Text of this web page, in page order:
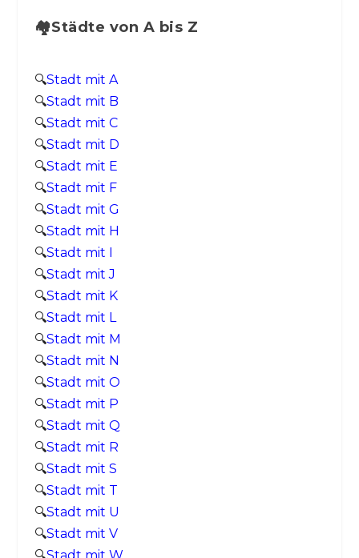
🏘️Städte von A bis Z
🔍Stadt mit A
🔍Stadt mit B
🔍Stadt mit C
🔍Stadt mit D
🔍Stadt mit E
🔍Stadt mit F
🔍Stadt mit G
🔍Stadt mit H
🔍Stadt mit I
🔍Stadt mit J
🔍Stadt mit K
🔍Stadt mit L
🔍Stadt mit M
🔍Stadt mit N
🔍Stadt mit O
🔍Stadt mit P
🔍Stadt mit Q
🔍Stadt mit R
🔍Stadt mit S
🔍Stadt mit T
🔍Stadt mit U
🔍Stadt mit V